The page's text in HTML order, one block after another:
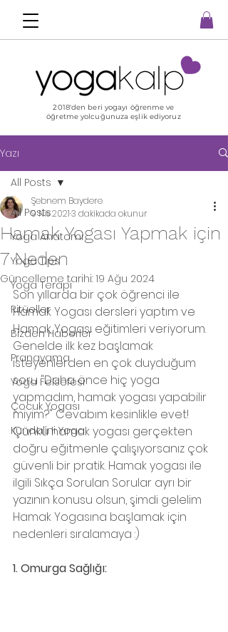
2018'den beri yogayı öğrenme ve
öğretme yolcuğunuza eşlik ediyoruz
Yazı
All Posts
Yoga Anatomi
Yoga Tips
Yoga Terapi
Ritüeller
Bizden Haberler
Pranayama
Yoga Felsefesi
Çocuk Yogası
Kundalini Yoga
All Posts
Hamak Yogası Yapmak için
7 Neden
Şebnem Baydere
9 Nis 20213 dakikada okunur
Güncelleme tarihi: 19 Ağu 2024
Son yıllarda bir çok öğrenci ile
Hamak Yogası dersleri yaptım ve
Hamak Yogası eğitimleri veriyorum.
Genelde ilk kez başlamak
isteyenlerden en çok duyduğum
soru "Daha önce hiç yoga
yapmadım, hamak yogası yapabilir
miyim?" Cevabım kesinlikle evet!
Çünkü hamak yogası gerçekten
doğru eğitmenle çalışıyorsanız çok
güvenli bir pratik. Hamak yogası ile
ilgili Sıkça Sorulan Sorular ayrı bir
yazının konusu olsun, şimdi gelelim
Hamak Yogasına başlamak için
nedenleri sıralamaya :)
1. Omurga Sağlığı: